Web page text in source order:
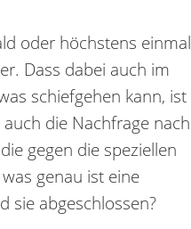
oder höchstens einmal
Dass dabei auch im
schiefgehen kann, ist
die Nachfrage nach
gegen die speziellen
genau ist eine
sie abgeschlossen?